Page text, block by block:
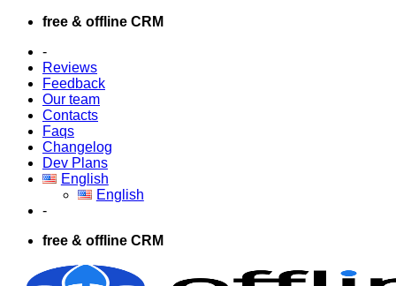
Skip
content
free & offline CRM
-
Reviews
Feedback
Our team
Contacts
Faqs
Changelog
Dev Plans
English
English
-
free & offline CRM